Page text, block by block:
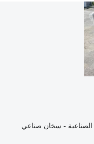
الصناعية - سخان صناعي